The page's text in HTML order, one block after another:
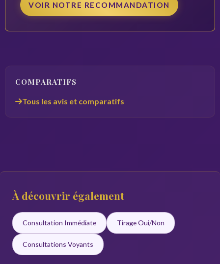
VOIR NOTRE RECOMMANDATION
COMPARATIFS
Tous les avis et comparatifs
À découvrir également
Consultation Immédiate Tirage Oui/Non
Consultations Voyants